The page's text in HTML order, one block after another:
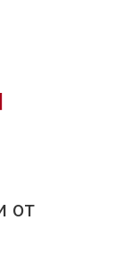
со стройкой
рубрики
от